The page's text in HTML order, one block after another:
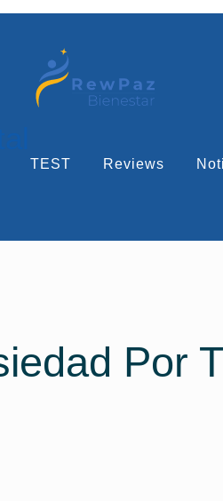
TEST Reviews
Por